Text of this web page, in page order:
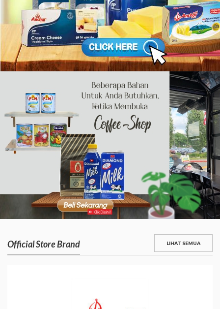
Official Store Brand LIHAT SEMUA